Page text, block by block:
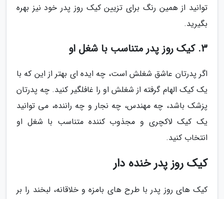
توانید از همین رنگ برای تزیین کیک روز پدر خود نیز بهره
بگیرید.
3. کیک روز پدر متناسب با شغل او
اگر پدرتان عاشق شغلش است، چه ایده ای بهتر از این که با
یک کیک الهام گرفته از شغلش او را غافلگیر کنید. چه پدرتان
پزشک باشد، چه مهندس، چه نجار و چه راننده، می توانید
یک کیک لاکچری و مجذوب کننده متناسب با شغل او
انتخاب کنید.
کیک روز پدر خنده دار
کیک های روز پدر با طرح های بامزه و خلاقانه، لبخند را بر